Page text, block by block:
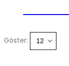
Göster: